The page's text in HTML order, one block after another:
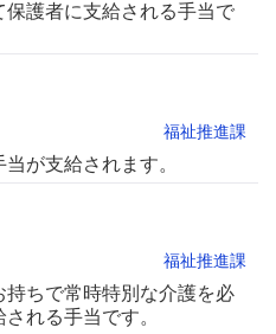
保護者に支給される手当で
福祉推進課
が支給されます。
福祉推進課
持ちで常時特別な介護を必
れる手当です。